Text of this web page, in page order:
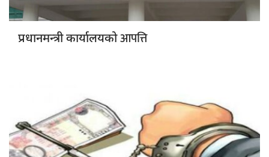
प्रधानमन्त्री कार्यालयकोआपत्ति